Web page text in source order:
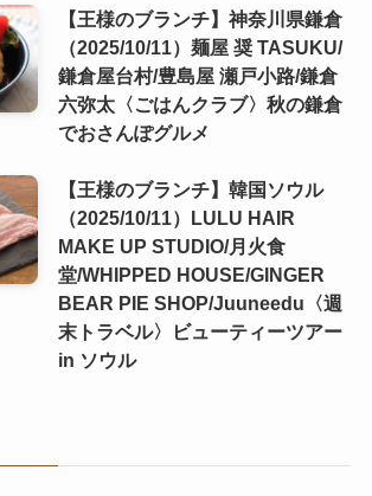
【王様のブランチ】神奈川県鎌倉
（2025/10/11）麺屋 奨 TASUKU/
鎌倉屋台村/豊島屋 瀬戸小路/鎌倉
六弥太〈ごはんクラブ〉秋の鎌倉
でおさんぽグルメ
【王様のブランチ】韓国ソウル
（2025/10/11）LULU HAIR
MAKE UP STUDIO/月火食
堂/WHIPPED HOUSE/GINGER
BEAR PIE SHOP/Juuneedu〈週
末トラベル〉ビューティーツアー
in ソウル